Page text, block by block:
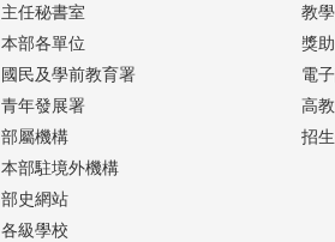
主任秘書室
本部各單位
國民及學前教育署
青年發展署
部屬機構
本部駐境外機構
部史網站
各級學校
教
獎
電
高
招